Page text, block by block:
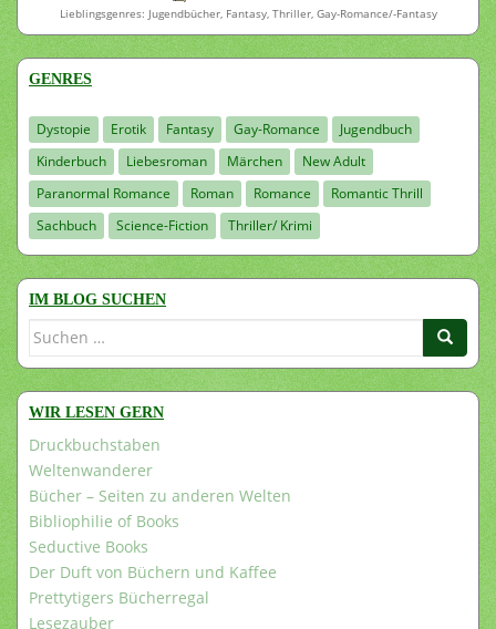
Lieblingsgenres: Jugendbücher, Fantasy, Thriller, Gay-Romance/-Fantasy
GENRES
Dystopie Erotik Fantasy Gay-Romance
Jugendbuch
Kinderbuch
Liebesroman Märchen
New Adult
Paranormal Romance
Roman Romance
Romantic Thrill
Sachbuch
Science-Fiction Thriller/ Krimi
IM BLOG SUCHEN
Suchen
WIR LESEN GERN
Druckbuchstaben
Weltenwanderer
Bücher – Seiten zu anderen Welten
Bibliophilie of Books
Seductive Books
Der Duft von Büchern und Kaffee
Prettytigers Bücherregal
Lesezauber